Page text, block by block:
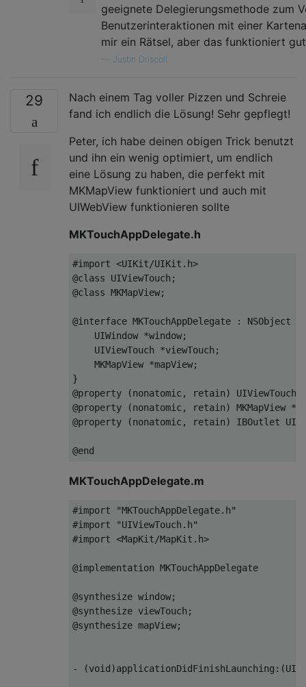
geeignete Delegierungsmethode zum
Benutzerinteraktionen mit einer
mir ein Rätsel, aber das funktioniert
Justin Driscoll
29
Nach einem Tag voller Pizzen und Schreie
fand ich endlich die Lösung! Sehr gepflegt!
Peter, ich habe deinen obigen Trick benutzt
und ihn ein wenig optimiert, um endlich
eine Lösung zu haben, die perfekt mit
MKMapView funktioniert und auch mit
UIWebView funktionieren sollte
MKTouchAppDelegate.h
#import <UIKit/UIKit.h>
@class
UIViewTouch ;
@class MKMapView;
@interface MKTouchAppDelegate : NSObject
UIWindow *window;
UIViewTouch
*viewTouch ;
MKMapView *mapView;
}
@property
(nonatomic , retain) UIViewTouch
@property
(nonatomic , retain) MKMapView *
@property
(nonatomic , retain) IBOutlet
@end
MKTouchAppDelegate.m
#import "MKTouchAppDelegate.h"
#import "UIViewTouch.h"
#import <MapKit/MapKit.h>
@implementation MKTouchAppDelegate
@synthesize window;
@synthesize viewTouch ;
@synthesize mapView;
- (void)applicationDidFinishLaunching :(